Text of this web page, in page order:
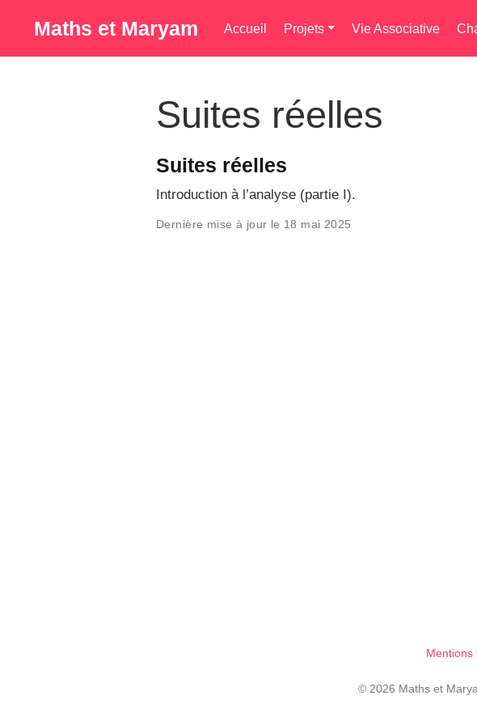
Maths et Maryam Accueil Projets Vie Associative
Suites réelles
Suites réelles
Introduction à l’analyse (partie I).
Dernière mise à jour le 18 mai 2025
Mentions
© 2026 Maths et